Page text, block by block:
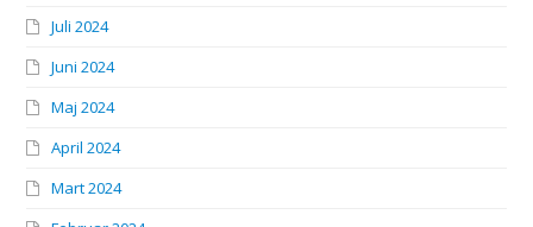
Juli 2024
Juni 2024
Maj 2024
April 2024
Mart 2024